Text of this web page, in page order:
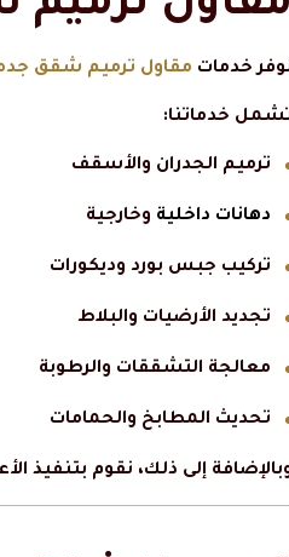
خدمات مقاول ترميم شقق
خدماتنا:
ترميم الجدران والأسقف
دهانات داخلية وخارجية
تركيب جبس بورد وديكورات
تجديد الأرضيات والبلاط
معالجة التشققات والرطوبة
تحديث المطابخ والحمامات
إلى ذلك، نقوم بتنفيذ